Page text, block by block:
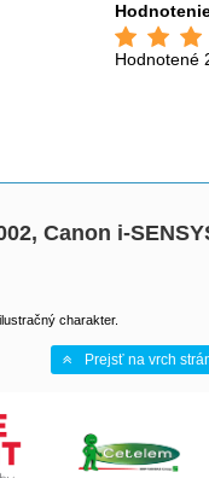
Hodnotené
Canon i-
charakter.
Prejsť na vrch